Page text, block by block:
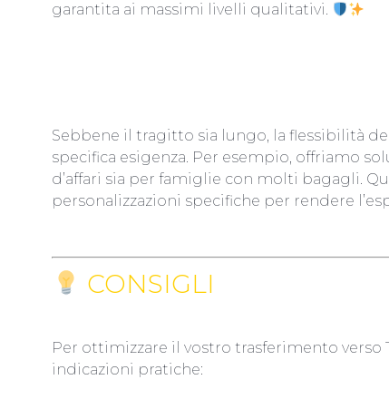
garantita ai massimi livelli qualitativi.
Sebbene il tragitto sia lungo, la flessibilità
specifica esigenza. Per esempio, offriamo
d’affari sia per famiglie con molti bagagli.
personalizzazioni specifiche per rendere
CONSIGLI
Per ottimizzare il vostro trasferimento
indicazioni pratiche: